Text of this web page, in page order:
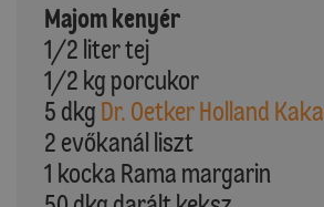
Majom kenyér
1/2 liter tej
1/2 kg porcukor
5 dkg Dr. Oetker Holland
2 evőkanál liszt
1 kocka Rama margarin